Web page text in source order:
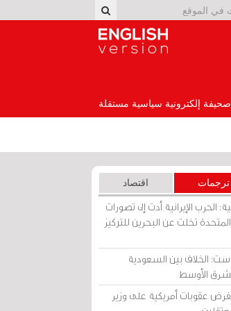
صحيفة إلكترونية سياسية مستقلة
ترجمات اقتصاد
الحرب الإيرانية أدت إلى تصورات
تخلت عن البحرين للتركيز
الخلاف بين السعودية
الأوسط
عقوبات أمريكية على وزير